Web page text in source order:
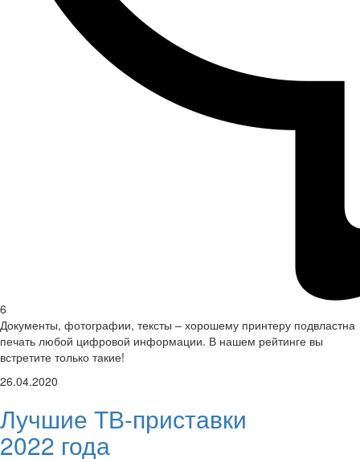
6
Документы, фотографии, тексты – хорошему принтеру подвластна
печать любой цифровой информации. В нашем рейтинге вы
встретите только такие!
26.04.2020
Лучшие ТВ-приставки
2022 года